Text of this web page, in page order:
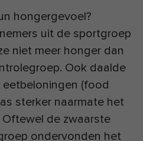
hongergevoel?
uit de sportgroep
niet meer honger dan
Ook daalde
(food
sterker naarmate het
de zwaarste
ondervonden het